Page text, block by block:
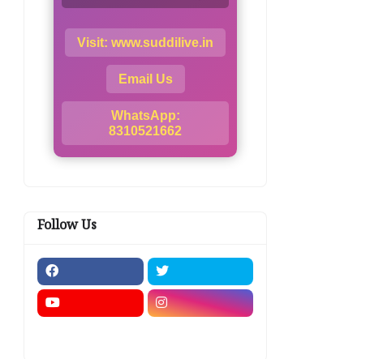
Visit: www.suddilive.in
Email Us
WhatsApp:
8310521662
Follow Us